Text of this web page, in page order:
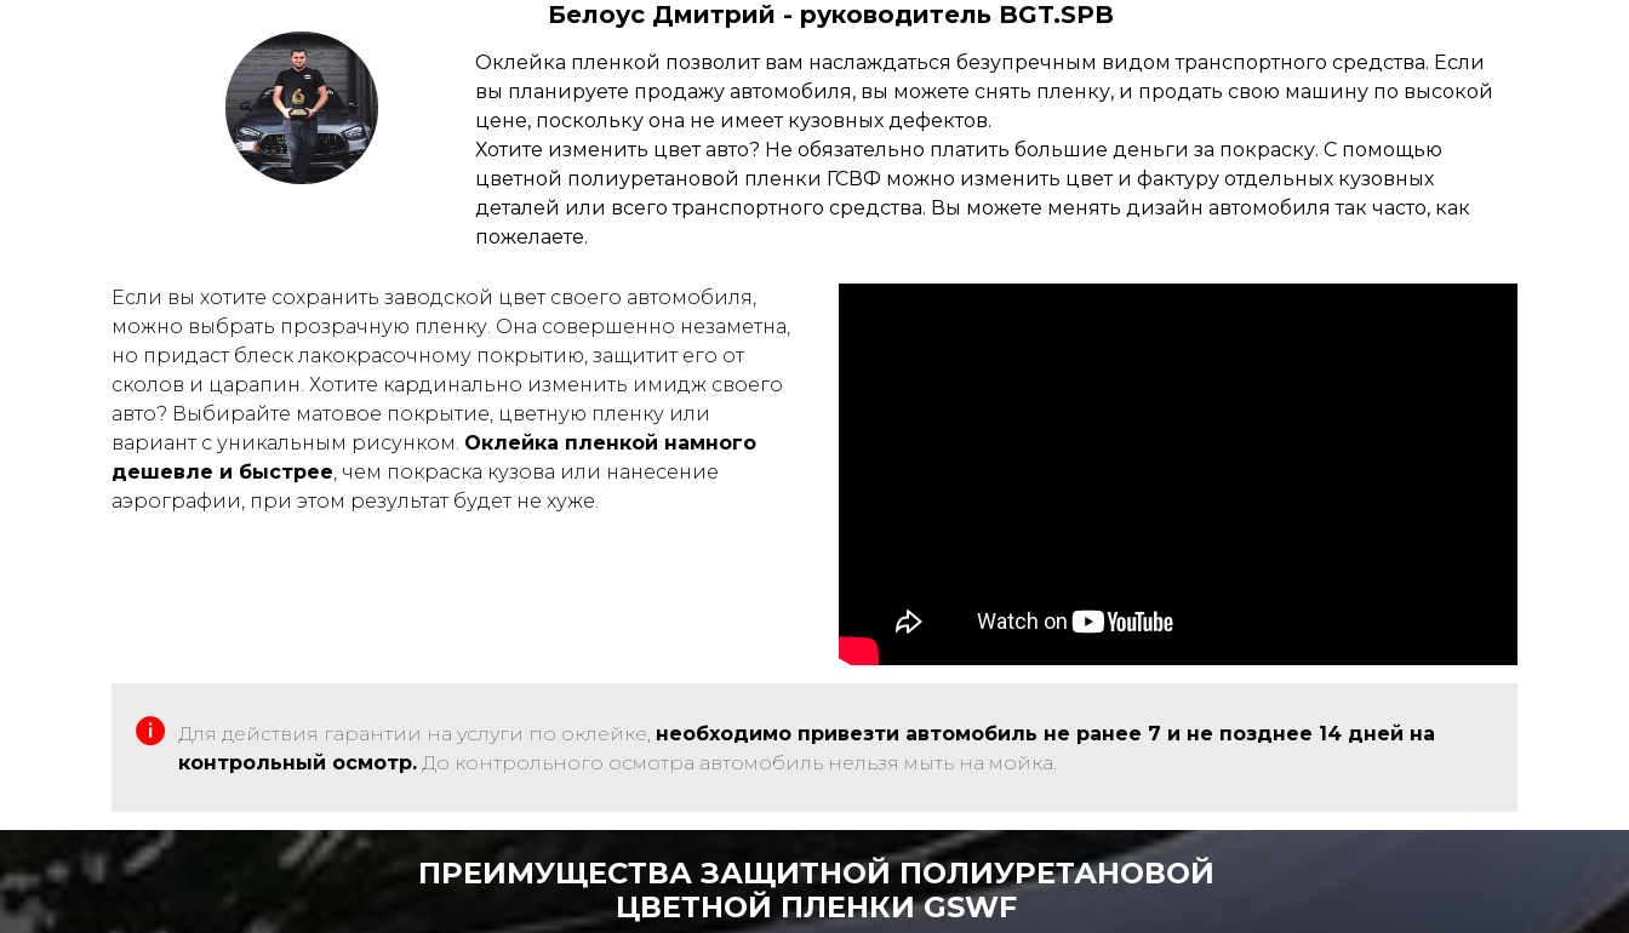
Белоус Дмитрий - руководитель BGT.SPB
Оклейка пленкой позволит вам наслаждаться безупречным видом транспортного средства. Если
вы планируете продажу автомобиля, вы можете снять пленку, и продать свою машину по высокой
цене, поскольку она не имеет кузовных дефектов.
Хотите изменить цвет авто? Не обязательно платить большие деньги за покраску. С помощью
цветной полиуретановой пленки ГСВФ можно изменить цвет и фактуру отдельных кузовных
деталей или всего транспортного средства. Вы можете менять дизайн автомобиля так часто, как
пожелаете.
Если вы хотите сохранить заводской цвет своего автомобиля,
можно выбрать прозрачную пленку. Она совершенно незаметна,
но придаст блеск лакокрасочному покрытию, защитит его от
сколов и царапин. Хотите кардинально изменить имидж своего
авто? Выбирайте матовое покрытие, цветную пленку или
вариант с уникальным рисунком. Оклейка пленкой намного
дешевле и быстрее, чем покраска кузова или нанесение
аэрографии, при этом результат будет не хуже.
Для действия гарантии на услуги по оклейке, необходимо привезти автомобиль не ранее 7 и не позднее 14 дней на
контрольный осмотр. До контрольного осмотра автомобиль нельзя мыть на мойка.
ПРЕИМУЩЕСТВА ЗАЩИТНОЙ ПОЛИУРЕТАНОВОЙ
ЦВЕТНОЙ ПЛЕНКИ GSWF